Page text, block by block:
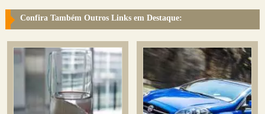
Confira Também Outros Links em Destaque: